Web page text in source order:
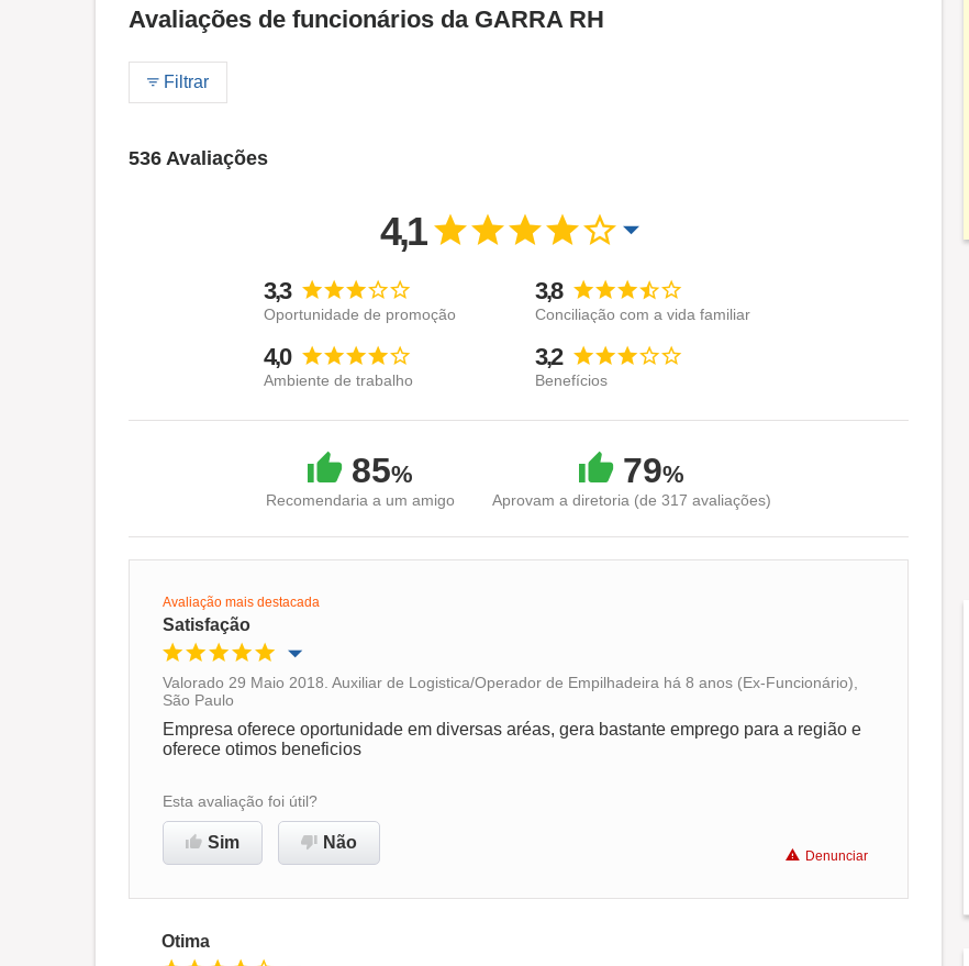
Avaliações de funcionários da GARRA RH
Filtrar
536 Avaliações
4,1
3,3
Oportunidade de promoção
3,8
Conciliação com a vida familiar
4,0
Ambiente de trabalho
3,2
Benefícios
85%
Recomendaria a um amigo
79%
Aprovam a diretoria (de 317 avaliações)
Avaliação mais destacada
Satisfação
Oportunidade de promoção
Ambiente de trabalho
Recomenda esta empresa
Valorado 29 Maio 2018. Auxiliar de Logistica/Operador de Empilhadeira há 8 anos (Ex-Funcionário),
São Paulo
Empresa oferece oportunidade em diversas aréas, gera bastante emprego para a região e
oferece otimos beneficios
Esta avaliação foi útil?
Sim Não
Denunciar
Otima